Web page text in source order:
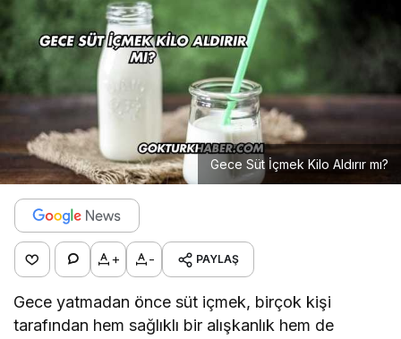
Gece Süt İçmek Kilo Aldırır mı?
+ - PAYLAŞ
Gece yatmadan önce süt içmek, birçok kişi
tarafından hem sağlıklı bir alışkanlık hem de